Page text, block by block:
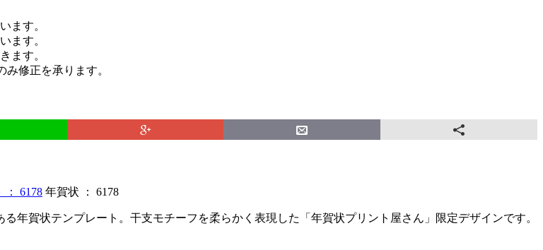
ます。
ます。
ます。
修正を承ります。
年賀状 ： 6178
年賀状テンプレート。干支モチーフを柔らかく表現した「年賀状プリント屋さん」限定デザインです。